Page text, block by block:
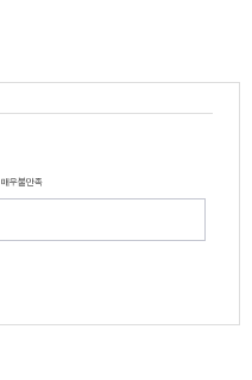
매우불만족